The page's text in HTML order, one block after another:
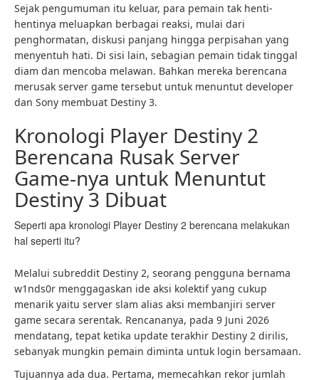
Sejak pengumuman itu keluar, para pemain tak henti-
hentinya meluapkan berbagai reaksi, mulai dari
penghormatan, diskusi panjang hingga perpisahan yang
menyentuh hati. Di sisi lain, sebagian pemain tidak tinggal
diam dan mencoba melawan. Bahkan mereka berencana
merusak server game tersebut untuk menuntut developer
dan Sony membuat Destiny 3.
Kronologi Player Destiny 2
Berencana Rusak Server
Game-nya untuk Menuntut
Destiny 3 Dibuat
Seperti apa kronologi Player Destiny 2 berencana melakukan
hal seperti itu?
Melalui subreddit Destiny 2, seorang pengguna bernama
w1nds0r menggagaskan ide aksi kolektif yang cukup
menarik yaitu server slam alias aksi membanjiri server
game secara serentak. Rencananya, pada 9 Juni 2026
mendatang, tepat ketika update terakhir Destiny 2 dirilis,
sebanyak mungkin pemain diminta untuk login bersamaan.
Tujuannya ada dua. Pertama, memecahkan rekor jumlah